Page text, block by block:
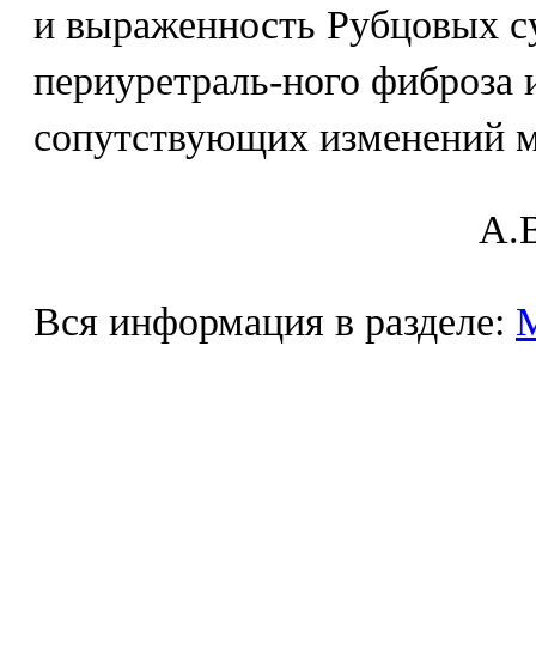
и выраженность Рубцовых
периуретраль-ного фиброза
сопутствующих изменений
Вся информация в разделе: